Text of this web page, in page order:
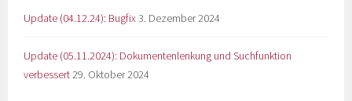
Update (04.12.24): Bugfix3. Dezember 2024
Update (05.11.2024): Dokumentenlenkung und Suchfunktion
verbessert29. Oktober 2024